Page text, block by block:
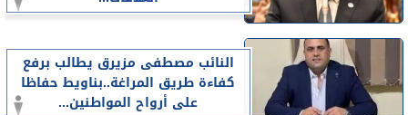
النائب مصطفى مزيرق يطالب برفع
كفاءة طريق المراغة..بناويط حفاظا
على أرواح المواطنين...